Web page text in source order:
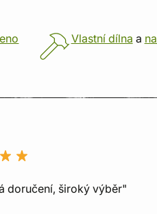
Vlastní dílna a
doručení, široký výběr"